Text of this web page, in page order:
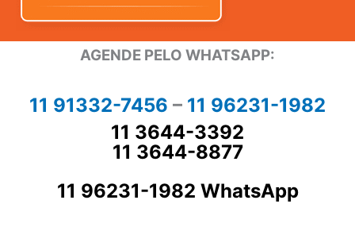
AGENDE PELO WHATSAPP:
11 91332-7456 – 11 96231-1982
11 3644-3392
11 3644-8877
11 96231-1982 WhatsApp